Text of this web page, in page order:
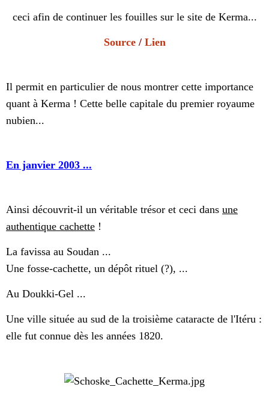
ceci afin de continuer les fouilles sur le site de Kerma...
Source/ Lien
Il permit en particulier de nous montrer cette importance
quant à Kerma ! Cette belle capitale du premier royaume
nubien...
En janvier 2003 ...
Ainsi découvrit-il un véritable trésor et ceci dans une
authentique cachette !
La favissa au Soudan ...
Une fosse-cachette, un dépôt rituel (?), ...
Au Doukki-Gel ...
Une ville située au sud de la troisième cataracte de l'Itéru :
elle fut connue dès les années 1820.